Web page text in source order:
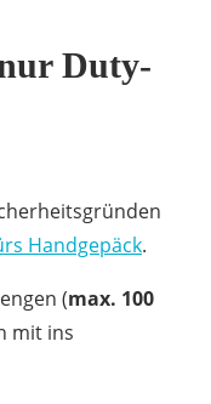
Duty-
Handgepäck.
(max. 100
mit ins